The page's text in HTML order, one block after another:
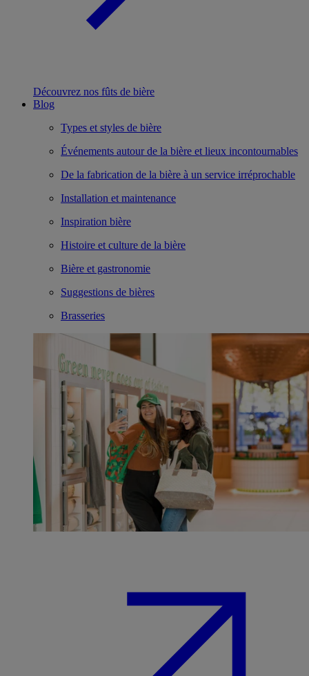
Découvrez nos fûts de bière
Blog
Types et styles de bière
Événements autour de la bière et lieux incontournables
De la fabrication de la bière à un service irréprochable
Installation et maintenance
Inspiration bière
Histoire et culture de la bière
Bière et gastronomie
Suggestions de bières
Brasseries